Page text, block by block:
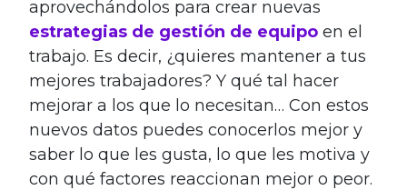
aprovechándolos para crear nuevas
estrategias de gestión de equipo en el
trabajo. Es decir, ¿quieres mantener a tus
mejores trabajadores? Y qué tal hacer
mejorar a los que lo necesitan… Con estos
nuevos datos puedes conocerlos mejor y
saber lo que les gusta, lo que les motiva y
con qué factores reaccionan mejor o peor.